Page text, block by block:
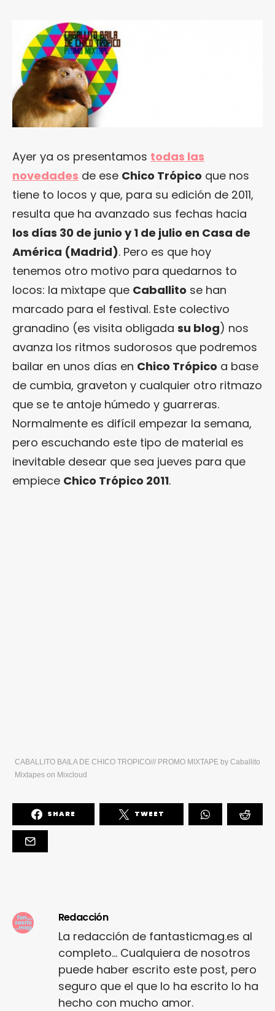
Ayer ya os presentamos todas las
novedades de ese Chico Trópico que nos
tiene to locos y que, para su edición de 2011,
resulta que ha avanzado sus fechas hacia
los días 30 de junio y 1 de julio en Casa de
América (Madrid). Pero es que hoy
tenemos otro motivo para quedarnos to
locos: la mixtape que Caballito se han
marcado para el festival. Este colectivo
granadino (es visita obligada su blog) nos
avanza los ritmos sudorosos que podremos
bailar en unos días en Chico Trópico a base
de cumbia, graveton y cualquier otro ritmazo
que se te antoje húmedo y guarreras.
Normalmente es difícil empezar la semana,
pero escuchando este tipo de material es
inevitable desear que sea jueves para que
empiece Chico Trópico 2011.
CABALLITO BAILA DE CHICO TROPICO/// PROMO MIXTAPE by Caballito
Mixtapes on Mixcloud
SHARE TWEET
Redacción
La redacción de fantasticmag.es al
completo... Cualquiera de nosotros
puede haber escrito este post, pero
seguro que el que lo ha escrito lo ha
hecho con mucho amor.